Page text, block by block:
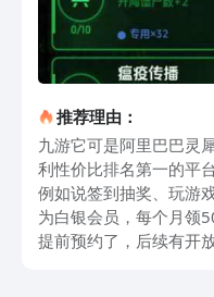
推荐理由：
九游它可是阿里巴巴灵
利性价比排名第一的平
例如说签到抽奖、玩游
为白银会员，每个月领
提前预约了，后续有开